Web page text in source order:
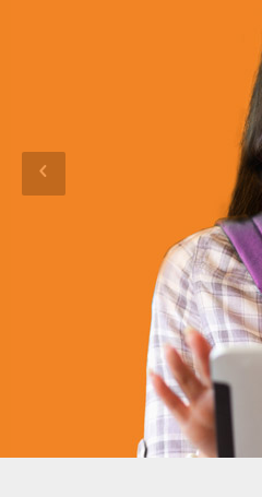
Ofrecemos a los
contribuir en su
laboral